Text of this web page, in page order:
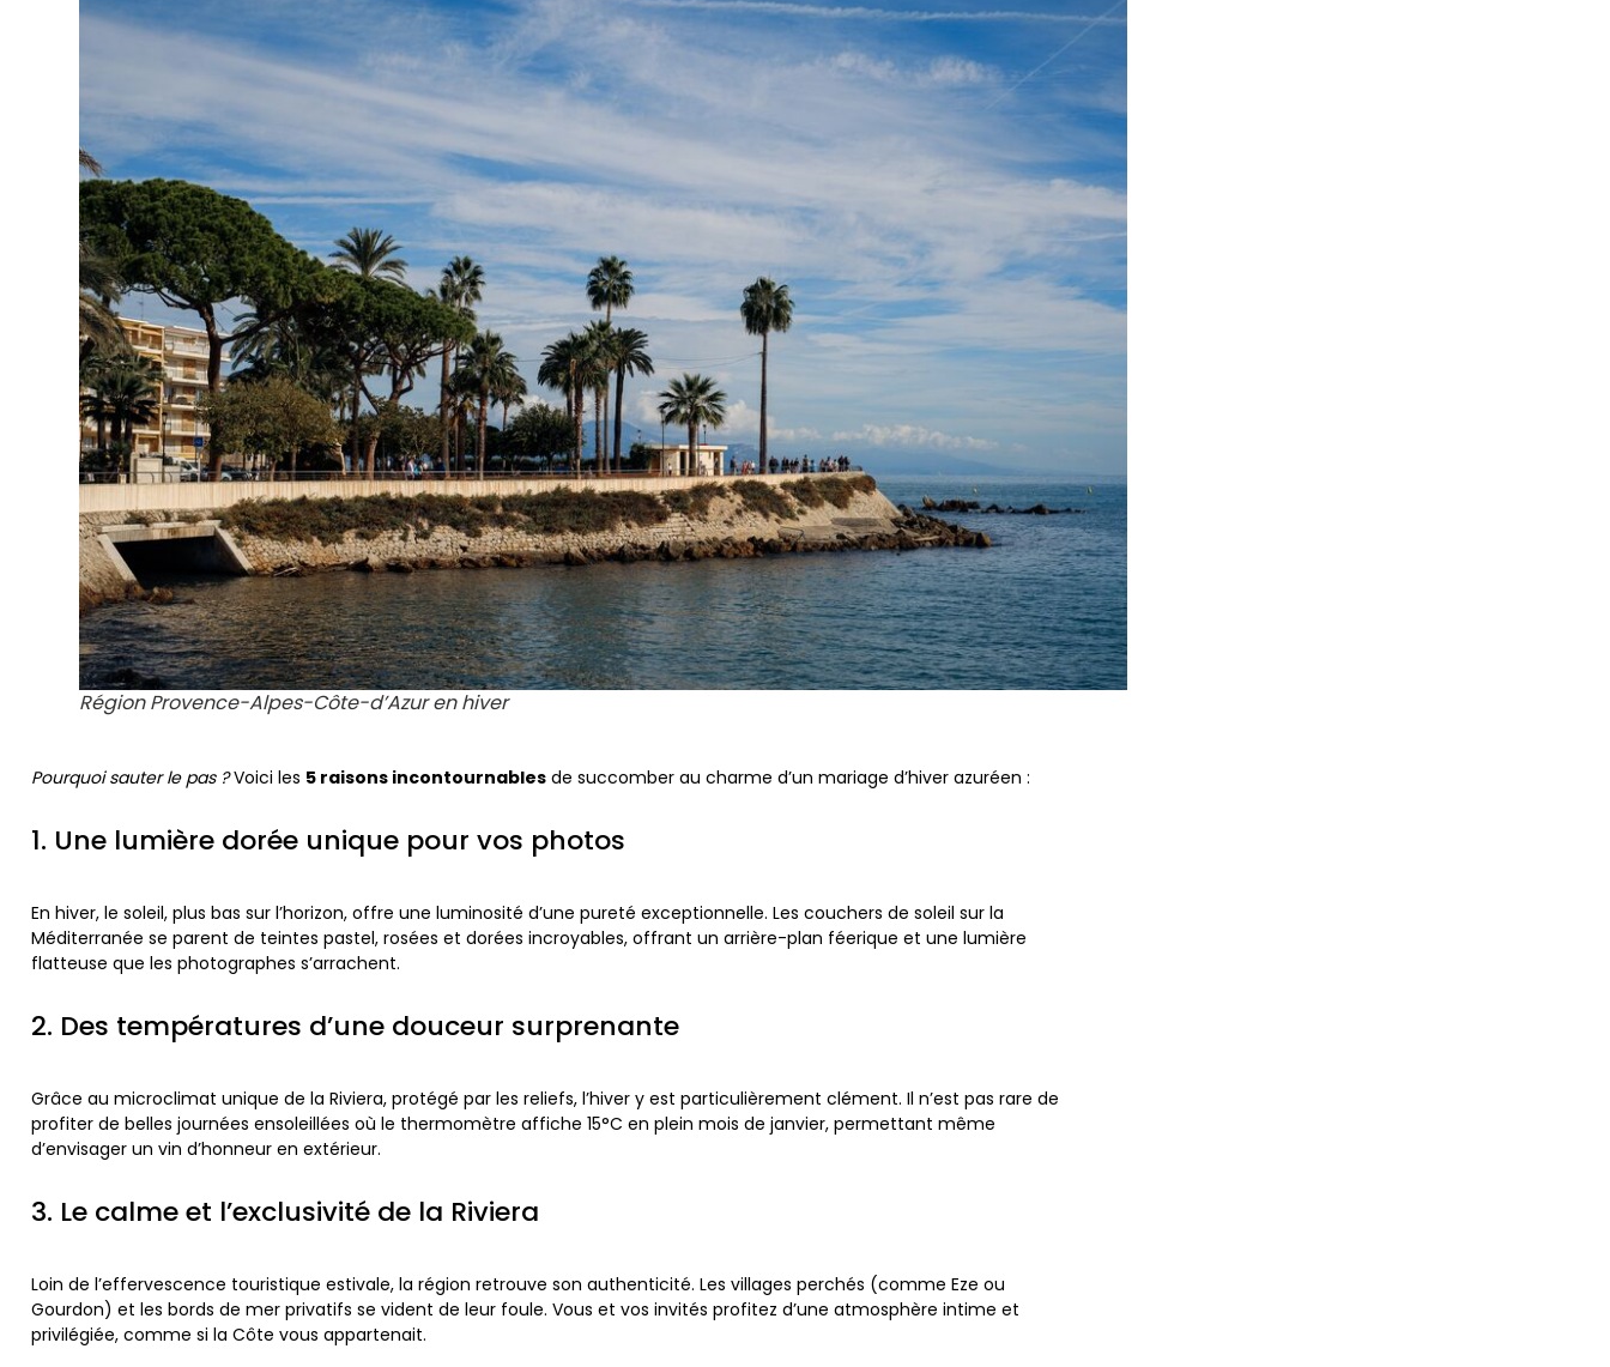
Région Provence-Alpes-Côte-d’Azur en hiver
Pourquoi sauter le pas ?Voici les 5 raisons incontournables de succomber au charme d’un mariage d’hiver azuréen :
1. Une lumière dorée unique pour vos photos
En hiver, le soleil, plus bas sur l’horizon, offre une luminosité d’une pureté exceptionnelle. Les couchers de soleil sur la
Méditerranée se parent de teintes pastel, rosées et dorées incroyables, offrant un arrière-plan féerique et une lumière
flatteuse que les photographes s’arrachent.
2. Des températures d’une douceur surprenante
Grâce au microclimat unique de la Riviera, protégé par les reliefs, l’hiver y est particulièrement clément. Il n’est pas rare de
profiter de belles journées ensoleillées où le thermomètre affiche 15°C en plein mois de janvier, permettant même
d’envisager un vin d’honneur en extérieur.
3. Le calme et l’exclusivité de la Riviera
Loin de l’effervescence touristique estivale, la région retrouve son authenticité. Les villages perchés (comme Eze ou
Gourdon) et les bords de mer privatifs se vident de leur foule. Vous et vos invités profitez d’une atmosphère intime et
privilégiée, comme si la Côte vous appartenait.